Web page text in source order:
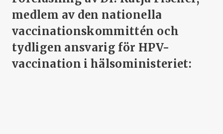
medlem av den nationella
vaccinationskommittén och
tydligen ansvarig för HPV-
vaccination i hälsoministeriet: